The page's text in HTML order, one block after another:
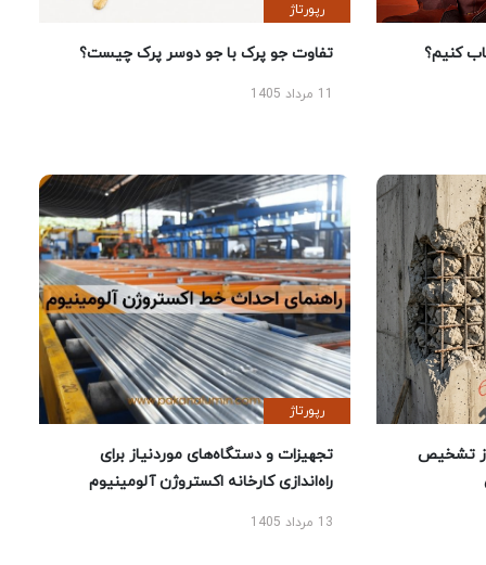
کنیم؟
رپورتاژ
تفاوت جو پرک با جو دوسر پرک چیست؟
تشخیص
رپورتاژ
تجهیزات و دستگاه‌های موردنیاز برای
راه‌اندازی کارخانه اکستروژن آلومینیوم
13 مرداد 1405